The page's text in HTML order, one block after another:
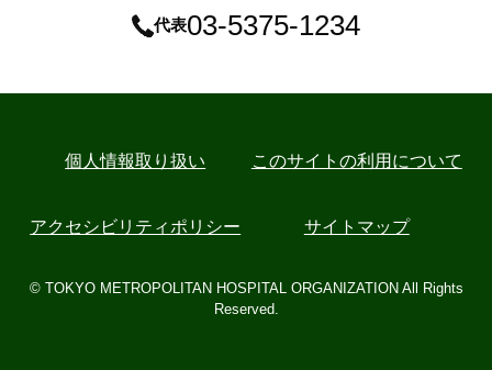
代表03-5375-1234
個⼈情報取り扱い このサイトの利用について
アクセシビリティポリシー サイトマップ
© TOKYO METROPOLITAN HOSPITAL ORGANIZATION All Rights
Reserved.